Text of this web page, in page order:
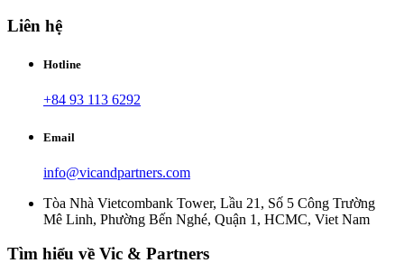
Liên hệ
Hotline
+84 93 113 6292
Email
info@vicandpartners.com
Tòa Nhà Vietcombank Tower, Lầu 21, Số 5 Công Trường
Mê Linh, Phường Bến Nghé, Quận 1, HCMC, Viet Nam
Tìm hiểu về Vic & Partners